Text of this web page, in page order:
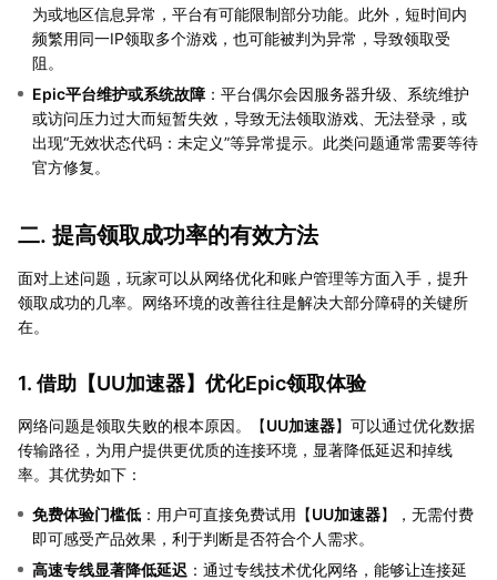
为或地区信息异常，平台有可能限制部分功能。此外，短时间内
频繁用同一IP领取多个游戏，也可能被判为异常，导致领取受
阻。
Epic平台维护或系统故障 ：平台偶尔会因服务器升级、系统维护
或访问压力过大而短暂失效，导致无法领取游戏、无法登录，或
出现“无效状态代码：未定义”等异常提示。此类问题通常需要等待
官方修复。
二. 提高领取成功率的有效方法
面对上述问题，玩家可以从网络优化和账户管理等方面入手，提升
领取成功的几率。网络环境的改善往往是解决大部分障碍的关键所
在。
1. 借助【UU加速器】优化Epic领取体验
网络问题是领取失败的根本原因。【UU加速器】可以通过优化数据
传输路径，为用户提供更优质的连接环境，显著降低延迟和掉线
率。其优势如下：
免费体验门槛低 ：用户可直接免费试用【UU加速器】，无需付费
即可感受产品效果，利于判断是否符合个人需求。
高速专线显著降低延迟 ：通过专线技术优化网络，能够让连接延